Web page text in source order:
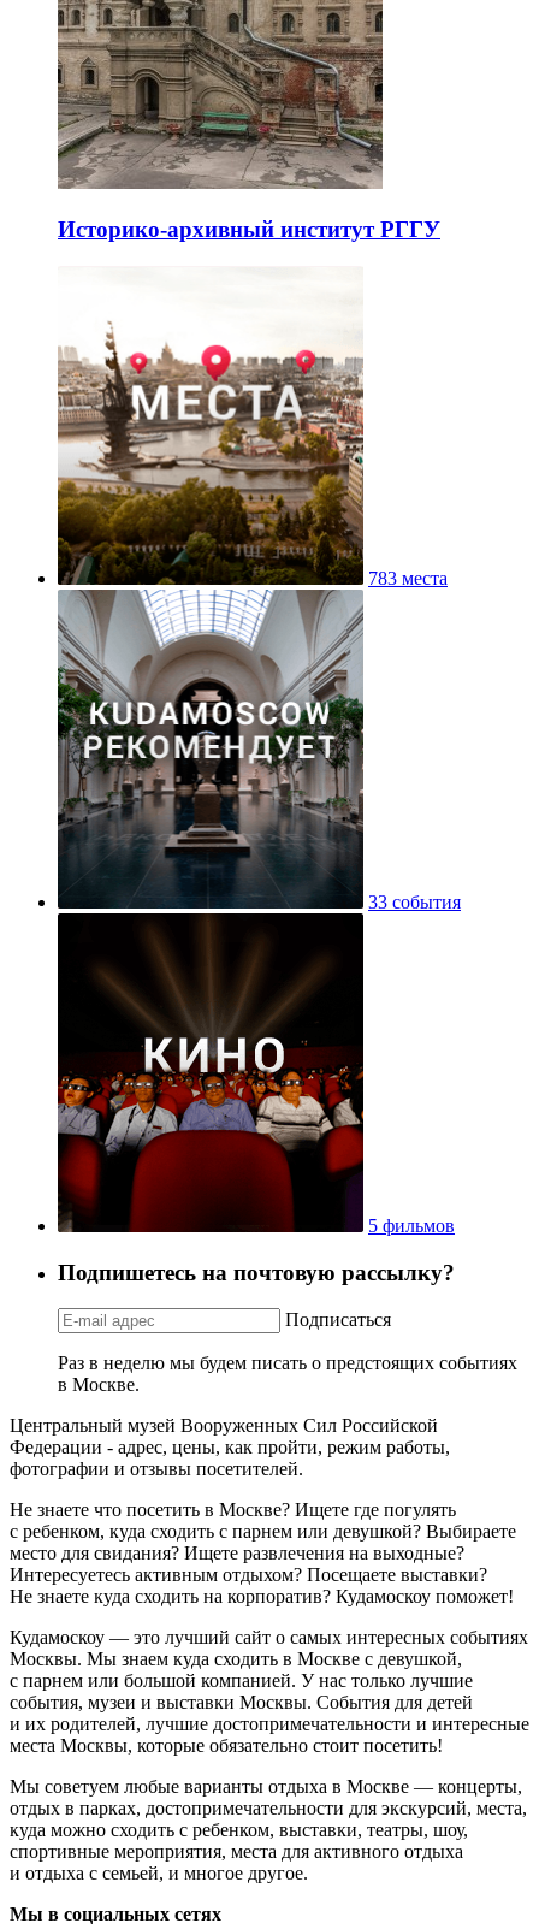
Историко-архивный институт РГГУ
783 места
33 события
5 фильмов
Подпишетесь на почтовую рассылку?
Подписаться
Раз в неделю мы будем писать о предстоящих событиях
в Москве.
Центральный музей Вооруженных Сил Российской
Федерации - адрес, цены, как пройти, режим работы,
фотографии и отзывы посетителей.
Не знаете что посетить в Москве? Ищете где погулять
с ребенком, куда сходить с парнем или девушкой? Выбираете
место для свидания? Ищете развлечения на выходные?
Интересуетесь активным отдыхом? Посещаете выставки?
Не знаете куда сходить на корпоратив? Кудамоскоу поможет!
Кудамоскоу — это лучший сайт о самых интересных событиях
Москвы. Мы знаем куда сходить в Москве с девушкой,
с парнем или большой компанией. У нас только лучшие
события, музеи и выставки Москвы. События для детей
и их родителей, лучшие достопримечательности и интересные
места Москвы, которые обязательно стоит посетить!
Мы советуем любые варианты отдыха в Москве — концерты,
отдых в парках, достопримечательности для экскурсий, места,
куда можно сходить с ребенком, выставки, театры, шоу,
спортивные мероприятия, места для активного отдыха
и отдыха с семьей, и многое другое.
Мы в социальных сетях